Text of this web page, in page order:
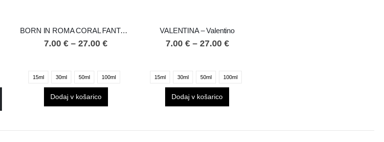
BORN IN ROMA CORAL FANTASY – Valentino
7.00€ –27.00€
15ml 30ml 50ml 100ml
Dodaj v košarico
VALENTINA – Valentino
7.00 €– 27.00 €
15ml 30ml 50ml 100ml
Dodaj v košarico